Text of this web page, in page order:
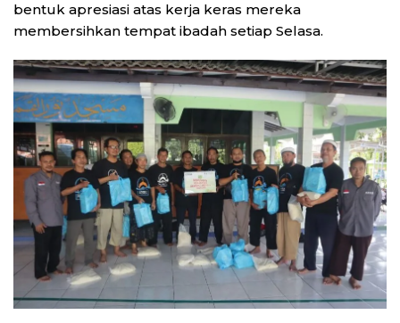
bentuk apresiasi atas kerja keras mereka
membersihkan tempat ibadah setiap Selasa.